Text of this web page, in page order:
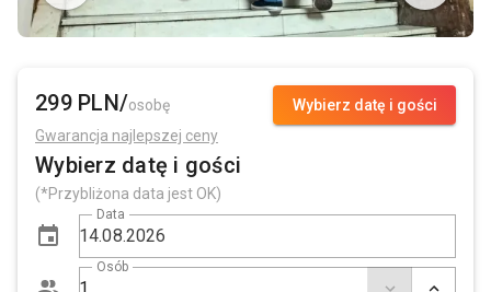
Wybierz datę i gości
299 PLN/osobę
Gwarancja najlepszej ceny
Wybierz datę i gości
(*Przybliżona data jest OK)
Data
Osób